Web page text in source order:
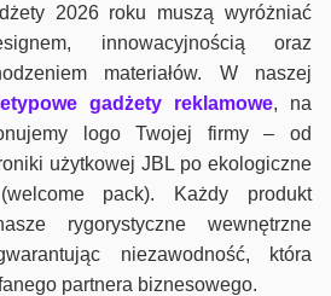
2026 roku muszą wyróżniać
innowacyjnością oraz
materiałów. W naszej
gadżety reklamowe, na
logo Twojej firmy – od
użytkowej JBL po ekologiczne
pack). Każdy produkt
rygorystyczne wewnętrzne
niezawodność, która
partnera biznesowego.